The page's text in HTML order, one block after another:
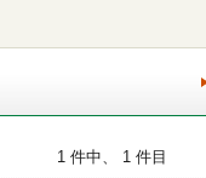
1 件中、 1 件目